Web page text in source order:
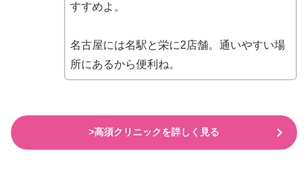
すすめよ。
名古屋には名駅と栄に2店舗。通いやすい場
所にあるから便利ね。
>高須クリニックを詳しく見る